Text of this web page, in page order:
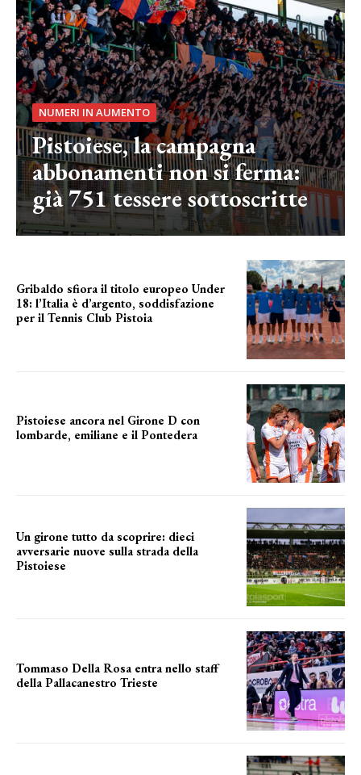
NUMERI IN AUMENTO
Pistoiese, la campagna
abbonamenti non si ferma:
già 751 tessere sottoscritte
Gribaldo sfiora il titolo europeo Under
18: l’Italia è d’argento, soddisfazione
per il Tennis Club Pistoia
Pistoiese ancora nel Girone D con
lombarde, emiliane e il Pontedera
Un girone tutto da scoprire: dieci
avversarie nuove sulla strada della
Pistoiese
Tommaso Della Rosa entra nello staff
della Pallacanestro Trieste